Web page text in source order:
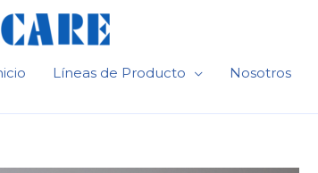
Líneas de Producto Nosotros